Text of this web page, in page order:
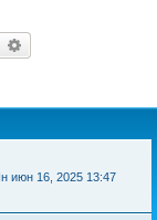
Поиск
июн 16, 2025 13:47